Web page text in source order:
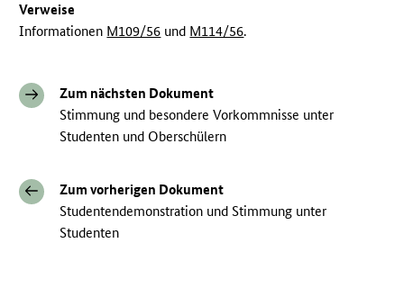
Verweise
Informationen M109/56 und M114/56.
Zum nächsten Dokument
Stimmung und besondere Vorkommnisse unter
Studenten und Oberschülern
Zum vorherigen Dokument
Studentendemonstration und Stimmung unter
Studenten